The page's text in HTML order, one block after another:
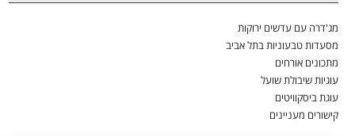
מג'דרה עם עדשים ירוקות
מסעדות טבעוניות בתל אביב
מתכונים אורחים
עוגיות שיבולת שועל
עוגת ביסקוויטים
קישורים מעניינים